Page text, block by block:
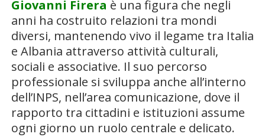
Giovanni Firera è una figura che negli
anni ha costruito relazioni tra mondi
diversi, mantenendo vivo il legame tra Italia
e Albania attraverso attività culturali,
sociali e associative. Il suo percorso
professionale si sviluppa anche all’interno
dell’INPS, nell’area comunicazione, dove il
rapporto tra cittadini e istituzioni assume
ogni giorno un ruolo centrale e delicato.